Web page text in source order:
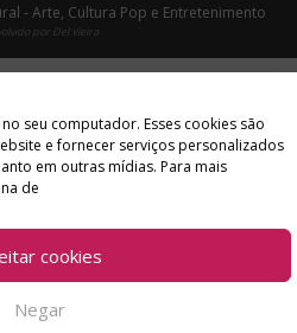
seu computador. Esses cookies são
e fornecer serviços personalizados
em outras mídias. Para mais
de
cookies
Negar
- Arte, Cultura Pop e Entretenimento
por Del Vieira